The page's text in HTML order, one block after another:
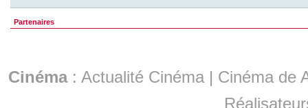
Partenaires
Cinéma: Actualité Cinéma | Cinéma de